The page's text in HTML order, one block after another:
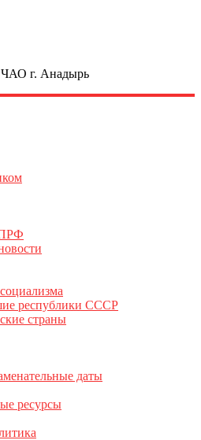
ЧАО г. Анадырь
республики СССР
страны
даты
ресурсы